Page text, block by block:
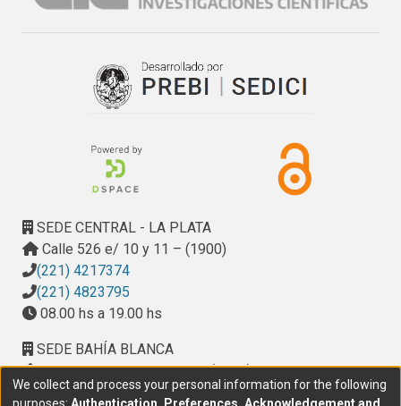
SEDE CENTRAL - LA PLATA
Calle 526 e/ 10 y 11 – (1900)
(221) 4217374
(221) 4823795
08.00 hs a 19.00 hs
SEDE BAHÍA BLANCA
Calle Ciudad de Cali 320 – (8000). Universidad
Provincial del Sudoeste (UPSO)
We collect and process your personal information for the following